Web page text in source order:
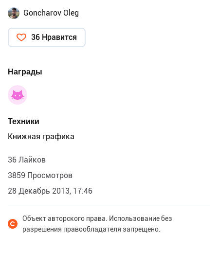
Goncharov Oleg
36 Нравится
Награды
Техники
Книжная графика
36 Лайков
3859 Просмотров
28 Декабрь 2013, 17:46
Объект авторского права. Использование без
разрешения правообладателя запрещено.